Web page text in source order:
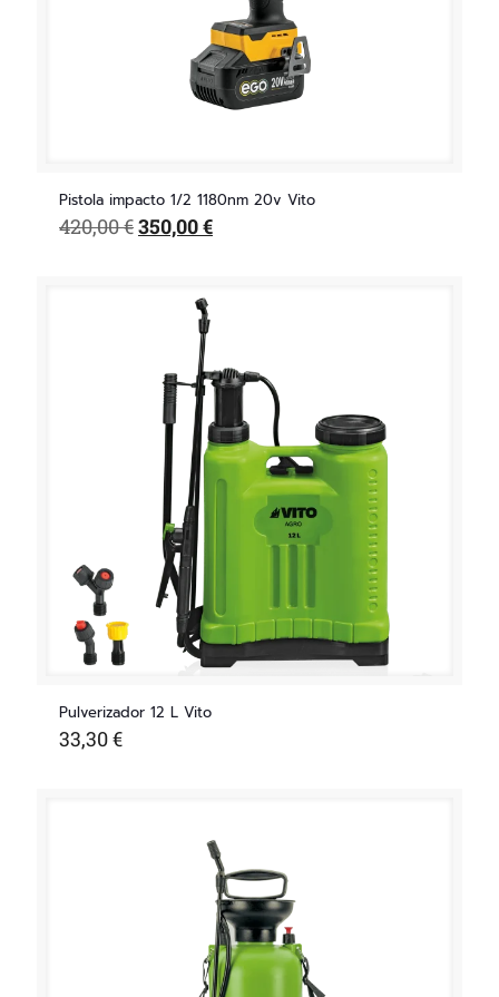
Pistola impacto 1/2 1180nm 20v Vito
420,00€El
precio
420,00 €.
350,00€El
Pulverizador 12 L Vito
33,30€